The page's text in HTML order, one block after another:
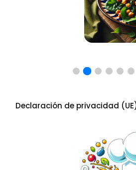
Declaración de privacidad